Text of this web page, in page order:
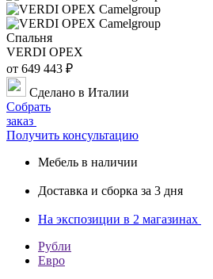
Спальня
VERDI ОРЕХ
от 649 443 ₽
Сделано в Италии
Собрать
заказ
Получить консультацию
Мебель в наличии
Доставка и сборка за 3 дня
На экспозиции в 2 магазинах
Рубли
Евро